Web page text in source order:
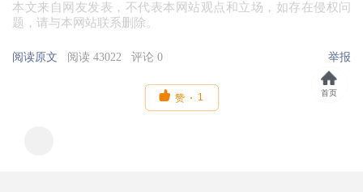
本文来自网友发表，不代表本网站观点和立场，如存在侵权问
题，请与本网站联系删除。
阅读原文 阅读 43022 评论 0 举报
 赞 1 首页